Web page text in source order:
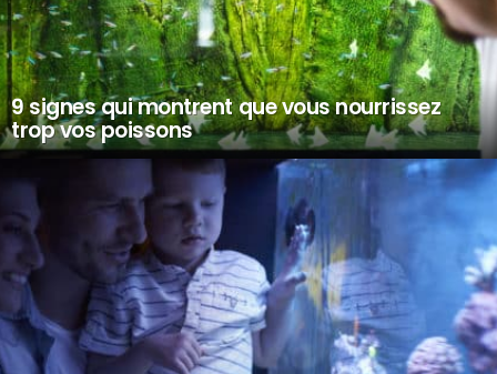
9 signes qui montrent que vous nourrissez
trop vos poissons